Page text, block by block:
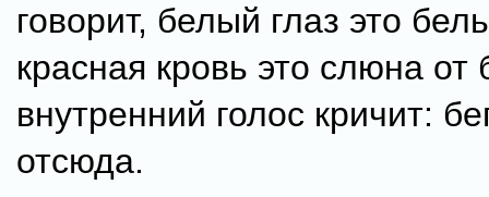
говорит, белый глаз это
красная кровь это слюна от
внутренний голос кричит:
отсюда.